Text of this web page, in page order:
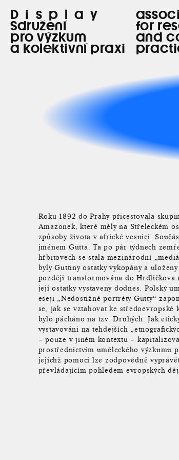
Display
Sdružení
pro výzkum
a kolektivní praxi
for
and
Roku 1892 do Prahy přicestovala
Amazonek, které měly na Střeleckém
způsoby života v africké vesnici.
jménem Gutta. Ta po pár týdnech
hřbitovech se stala mezinárodní
byly Guttiny ostatky vykopány a
později transformována do Hrdličkova
její ostatky vystaveny dodnes. Polský
eseji „Nedostižné portréty Gutty“
se, jak se vztahovat ke
bylo pácháno na tzv. Druhých. Jak
vystavováni na tehdejších
– pouze v jiném kontextu –
prostřednictvím uměleckého výzkumu
jejichž pomocí lze zodpovědně
převládajícím pohledem evropských